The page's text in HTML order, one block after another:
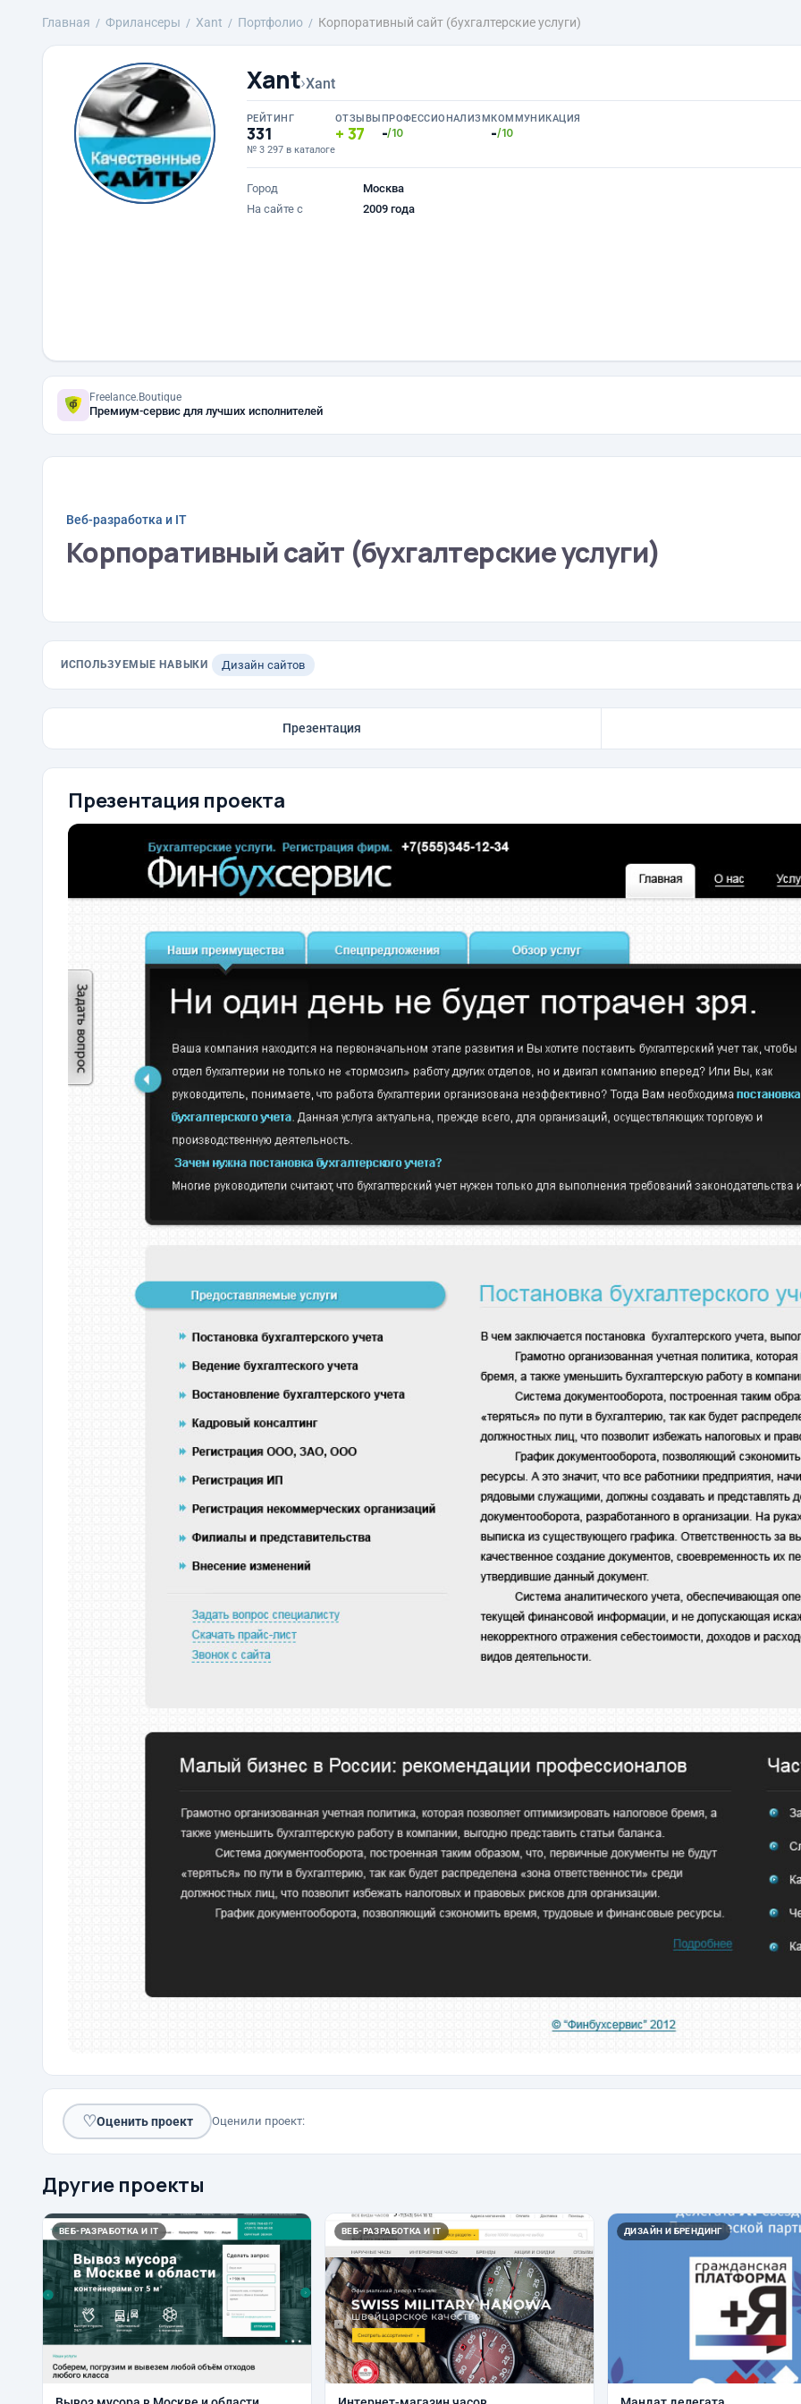
Главная Фрилансеры Xant Портфолио Корпоративный сайт (бухгалтерские услуги)
Xant›Xant
РЕЙТИНГ
331
№ 3 297 в каталоге
ОТЗЫВЫ
37
ПРОФЕССИОНАЛИЗМ
-/10
КОММУНИКАЦИЯ
-/10
Город
Москва
На сайте с
2009 года
Freelance.Boutique
Премиум-сервис для лучших исполнителей
Веб-разработка и IT
Корпоративный сайт (бухгалтерские услуги)
ИСПОЛЬЗУЕМЫЕ НАВЫКИ Дизайн сайтов
Презентация
Презентация проекта
♡Оценить проект Оценили проект:
Другие проекты
ВЕБ-РАЗРАБОТКА И IT ВЕБ-РАЗРАБОТКА И IT ДИЗАЙН И БРЕНДИНГ